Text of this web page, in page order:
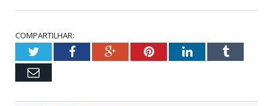
COMPARTILHAR:
TwitterFacebookGoogle+PinterestLinkedInTumblr
Email